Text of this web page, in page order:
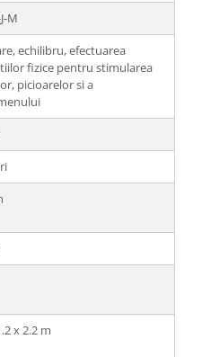
M
echilibru, efectuarea
fizice pentru stimularea
picioarelor si a
x 2.2 m